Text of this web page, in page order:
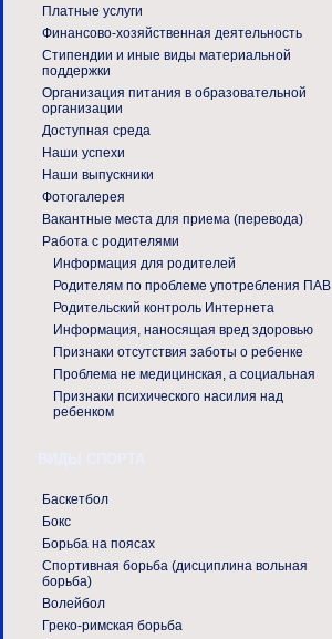
Платные услуги
Финансово-хозяйственная деятельность
Стипендии и иные виды материальной
поддержки
Организация питания в образовательной
организации
Доступная среда
Наши успехи
Наши выпускники
Фотогалерея
Вакантные места для приема (перевода)
Работа с родителями
Информация для родителей
Родителям по проблеме употребления ПАВ
Родительский контроль Интернета
Информация, наносящая вред здоровью
Признаки отсутствия заботы о ребенке
Проблема не медицинская, а социальная
Признаки психического насилия над
ребенком
ВИДЫ СПОРТА
Баскетбол
Бокс
Борьба на поясах
Спортивная борьба (дисциплина вольная
борьба)
Волейбол
Греко-римская борьба